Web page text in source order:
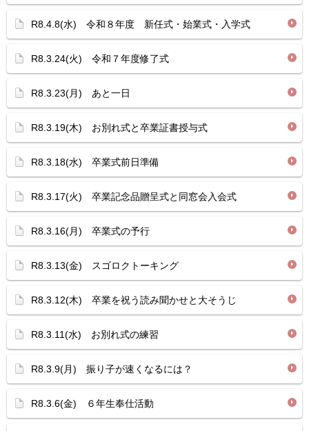
R8.4.8(水) 令和８年度 新任式・始業式・入学式
R8.3.24(火) 令和７年度修了式
R8.3.23(月) あと一日
R8.3.19(木) お別れ式と卒業証書授与式
R8.3.18(水) 卒業式前日準備
R8.3.17(火) 卒業記念品贈呈式と同窓会入会式
R8.3.16(月) 卒業式の予行
R8.3.13(金) スゴロクトーキング
R8.3.12(木) 卒業を祝う読み聞かせと大そうじ
R8.3.11(水) お別れ式の練習
R8.3.9(月) 振り子が速くなるには？
R8.3.6(金) ６年生奉仕活動